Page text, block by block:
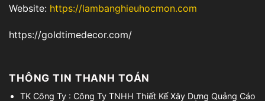
Website: https://lambanghieuhocmon.com
https://goldtimedecor.com/
THÔNG TIN THANH TOÁN
TK Công Ty : Công Ty TNHH Thiết Kế Xây Dựng Quảng Cáo